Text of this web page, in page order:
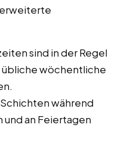
sind in der Regel
übliche wöchentliche
während
an Feiertagen